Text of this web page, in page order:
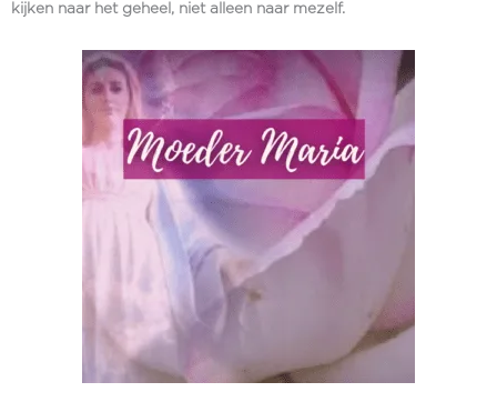
kijken naar het geheel, niet alleen naar mezelf.